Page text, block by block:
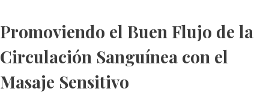
Promoviendo el Buen Flujo de la
Circulación Sanguínea con el
Masaje Sensitivo